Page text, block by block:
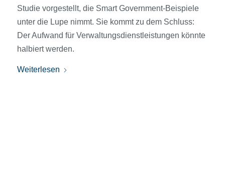
Studie vorgestellt, die Smart Government-Beispiele
unter die Lupe nimmt. Sie kommt zu dem Schluss:
Der Aufwand für Verwaltungsdienstleistungen könnte
halbiert werden.
Weiterlesen